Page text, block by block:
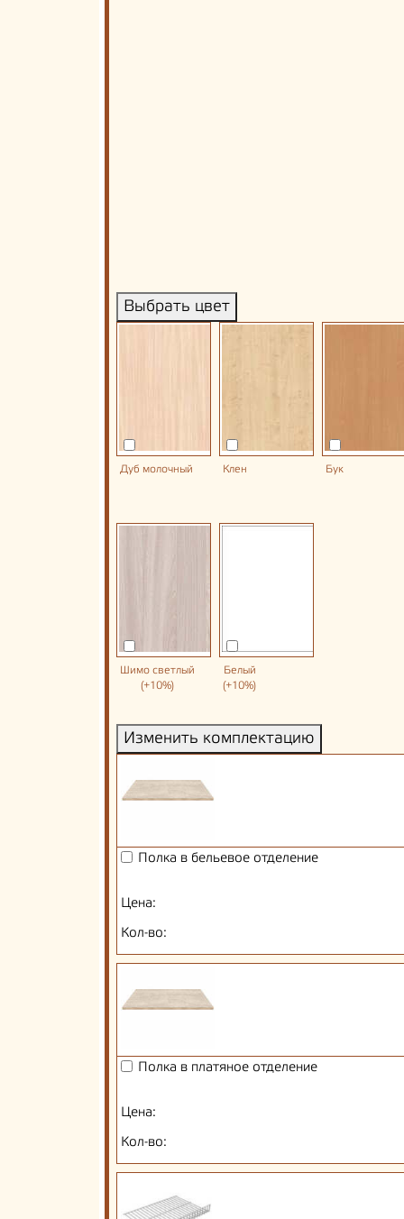
Выбрать цвет
Дуб молочный Клен Бук
Шимо светлый
(+10%)
Белый
(+10%)
Изменить комплектацию
Полка в бельевое отделение
Цена:
Кол-во:
Полка в платяное отделение
Цена:
Кол-во: